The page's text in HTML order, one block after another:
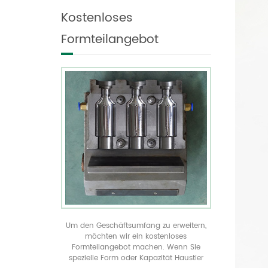
produzieren es.
allen Größen anzeigen
einzigartige
durch unser kostenloses
Spritzgussangebot
Kostenloses
Formteilangebot
Um den Geschäftsumfang zu erweitern,
möchten wir ein kostenloses
Formteilangebot machen. Wenn Sie
spezielle Form oder Kapazität Haustier